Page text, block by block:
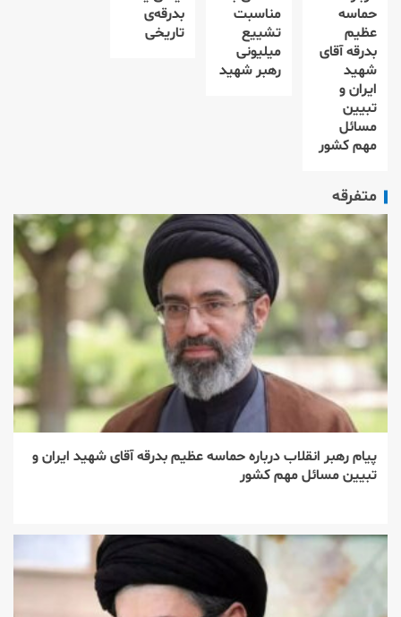
حماسه
عظیم
بدرقه آقای
شهید
ایران و
تبیین
مسائل
مهم کشور
مناسبت
تشییع
میلیونی
رهبر شهید
بدرقه‌ی
تاریخی
متفرقه
پیام رهبر انقلاب درباره حماسه عظیم بدرقه آقای شهید ایران و
تبیین مسائل مهم کشور